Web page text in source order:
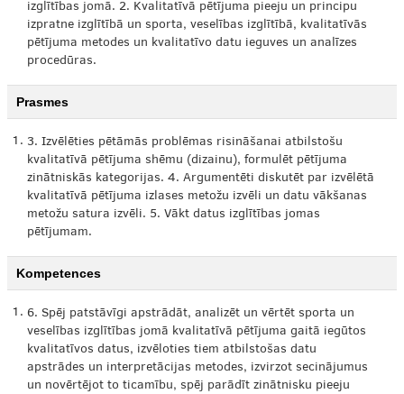
izglītības jomā. 2. Kvalitatīvā pētījuma pieeju un principu
izpratne izglītībā un sporta, veselības izglītībā, kvalitatīvās
pētījuma metodes un kvalitatīvo datu ieguves un analīzes
procedūras.
Prasmes
1. 3. Izvēlēties pētāmās problēmas risināšanai atbilstošu
kvalitatīvā pētījuma shēmu (dizainu), formulēt pētījuma
zinātniskās kategorijas. 4. Argumentēti diskutēt par izvēlētā
kvalitatīvā pētījuma izlases metožu izvēli un datu vākšanas
metožu satura izvēli. 5. Vākt datus izglītības jomas
pētījumam.
Kompetences
1. 6. Spēj patstāvīgi apstrādāt, analizēt un vērtēt sporta un
veselības izglītības jomā kvalitatīvā pētījuma gaitā iegūtos
kvalitatīvos datus, izvēloties tiem atbilstošas datu
apstrādes un interpretācijas metodes, izvirzot secinājumus
un novērtējot to ticamību, spēj parādīt zinātnisku pieeju